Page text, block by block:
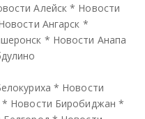
Алейск * Новости
Ангарск *
* Новости Анапа
* Новости
Новости Биробиджан *